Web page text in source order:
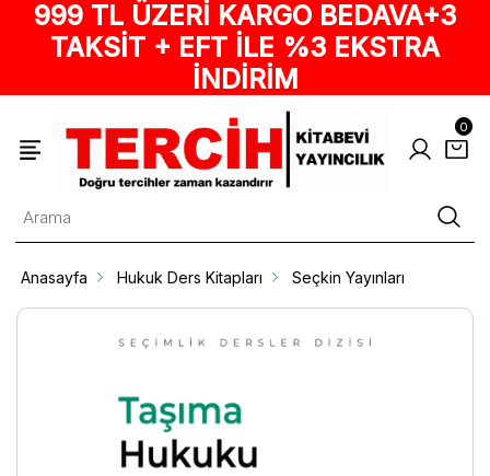
999 TL ÜZERİ KARGO BEDAVA+3
TAKSİT + EFT İLE %3 EKSTRA
İNDİRİM
0
Anasayfa Hukuk Ders Kitapları Seçkin Yayınları